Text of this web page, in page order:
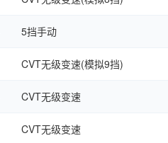
5挡手动
CVT无级变速(模拟9挡)
CVT无级变速
CVT无级变速